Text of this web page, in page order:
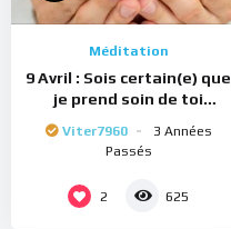
Méditation
9 Avril : Sois certain(e) que
je prend soin de toi
Viter7960
3 Années
Passés
2 625